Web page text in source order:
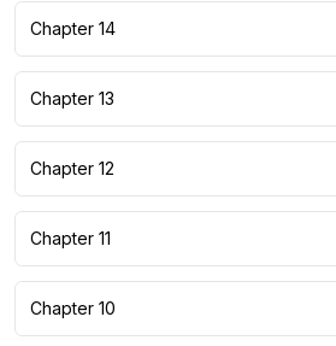
Chapter 14
Chapter 13
Chapter 12
Chapter 11
Chapter 10